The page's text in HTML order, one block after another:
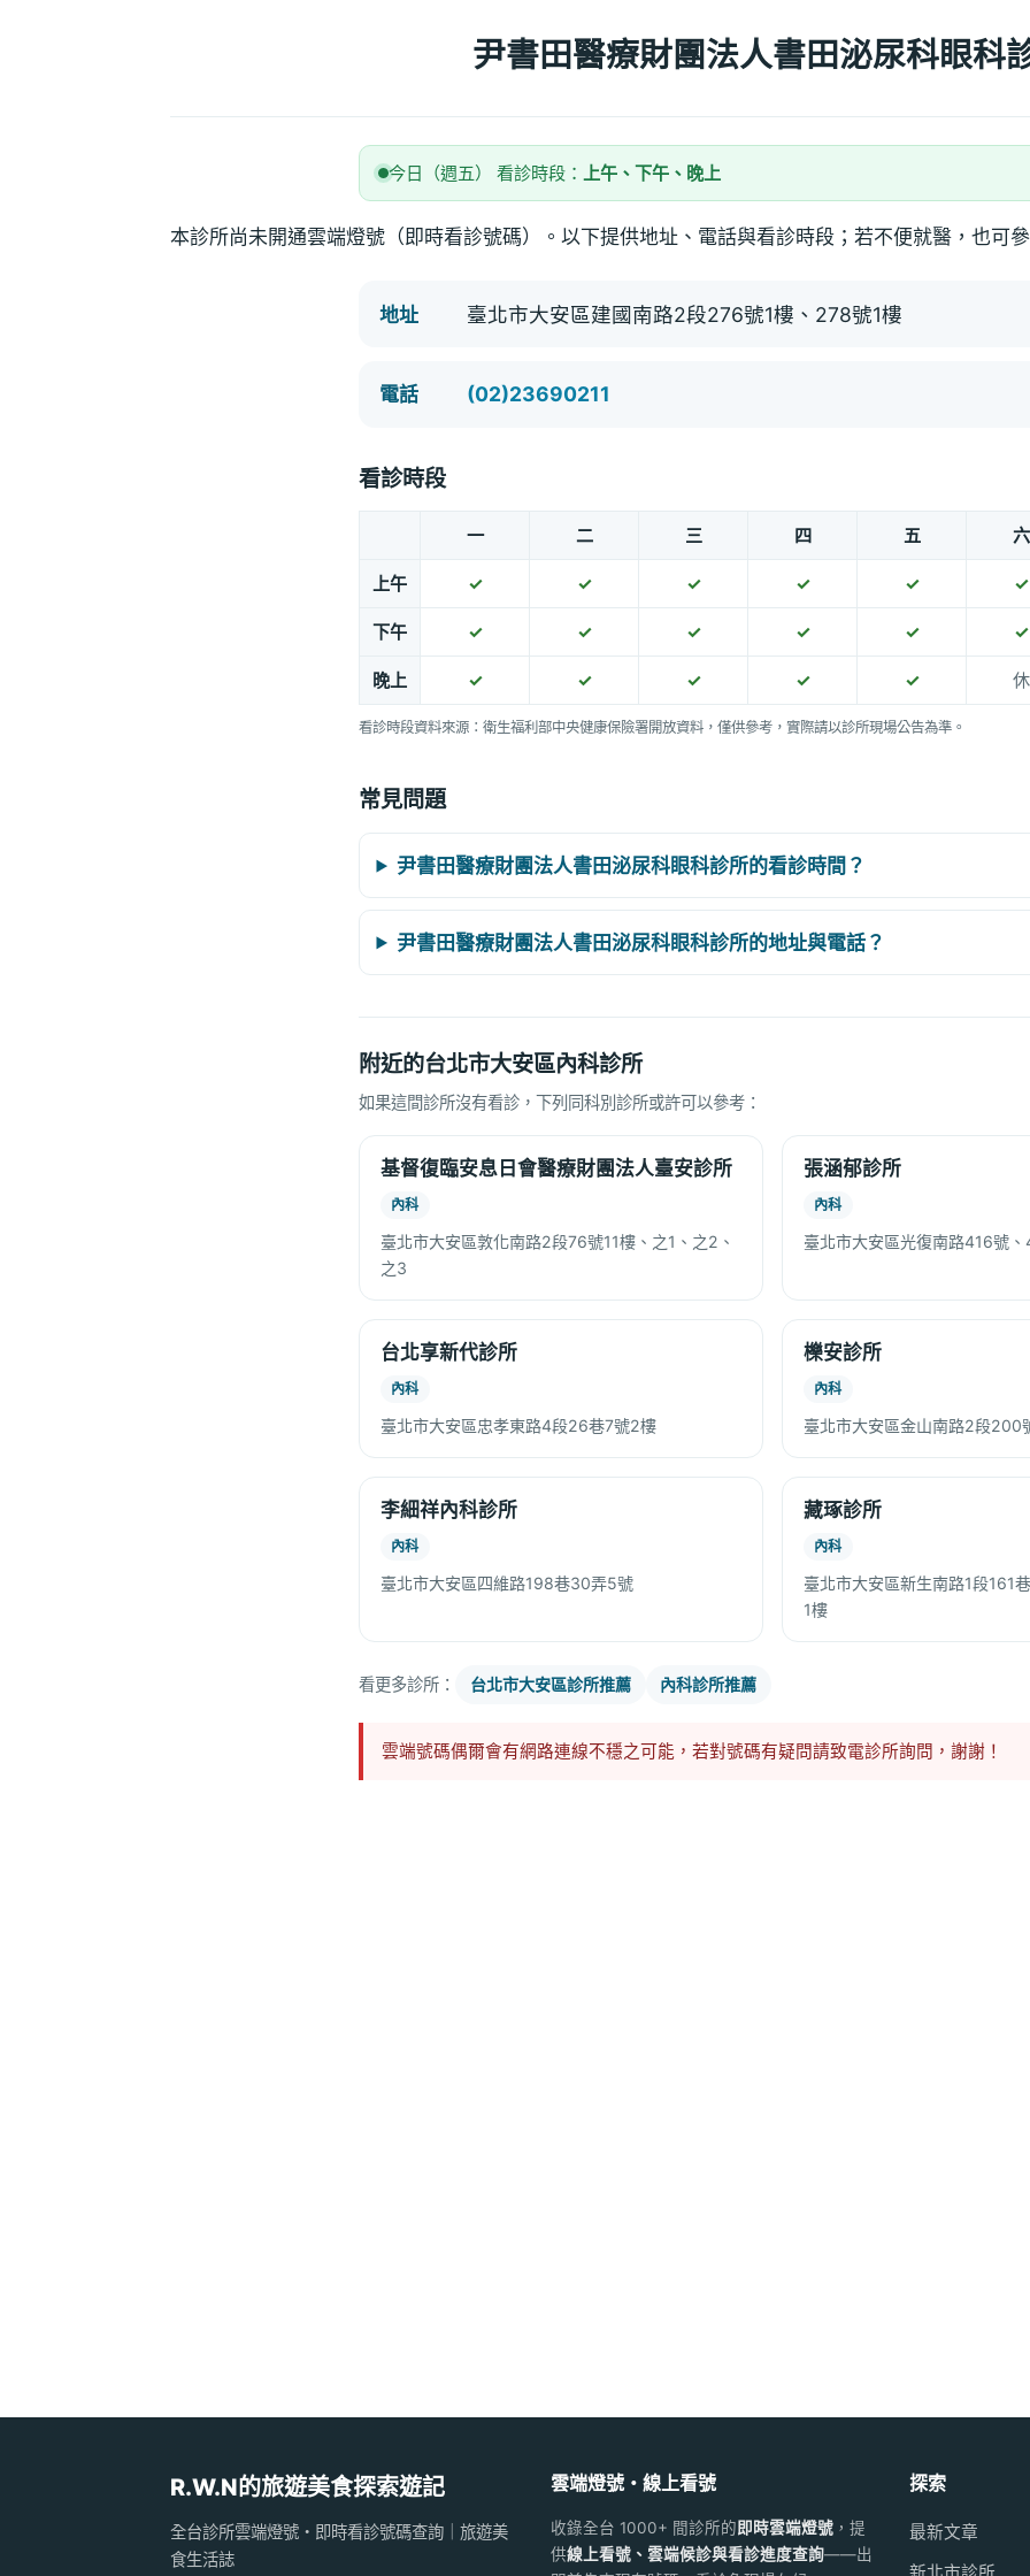
尹書田醫療財團法人書田泌尿科眼科
今日（週五） 看診時段： 上午、下午、晚上
本診所尚未開通雲端燈號（即時看診號碼）。以下提供地址、電話與看診時段；若不便就醫，也可
地址 臺北市大安區建國南路2段276號1樓、278號1樓
電話 (02)23690211
看診時段
一 二 三 四 五 六
上午 ✓ ✓ ✓ ✓ ✓ ✓
下午 ✓ ✓ ✓ ✓ ✓ ✓
晚上 ✓ ✓ ✓ ✓ ✓ 休
看診時段資料來源：衛生福利部中央健康保險署開放資料，僅供參考，實際請以診所現場公告為準。
常見問題
尹書田醫療財團法人書田泌尿科眼科診所的看診時間？
尹書田醫療財團法人書田泌尿科眼科診所的地址與電話？
附近的台北市大安區內科診所
如果這間診所沒有看診，下列同科別診所或許可以參考：
基督復臨安息日會醫療財團法人臺安診所
內科
臺北市大安區敦化南路2段76號11樓、之1、之2、
之3
張涵郁診所
內科
臺北市大安區光復南路416號
台北享新代診所
內科
臺北市大安區忠孝東路4段26巷7號2樓
櫟安診所
內科
臺北市大安區金山南路2段200
李細祥內科診所
內科
臺北市大安區四維路198巷30弄5號
藏琢診所
內科
臺北市大安區新生南路1段161
1樓
看更多診所： 台北市大安區診所推薦 內科診所推薦
雲端號碼偶爾會有網路連線不穩之可能，若對號碼有疑問請致電診所詢問，謝謝！
R.W.N的旅遊美食探索遊記
全台診所雲端燈號・即時看診號碼查詢｜旅遊美
食生活誌
雲端燈號・線上看號
收錄全台 1000+ 間診所的 即時雲端燈號，提
供線上看號、雲端候診與看診進度查詢——出
探索
最新文章